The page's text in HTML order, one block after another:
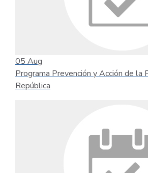
05 Aug
Programa Prevención y Acción de la
República